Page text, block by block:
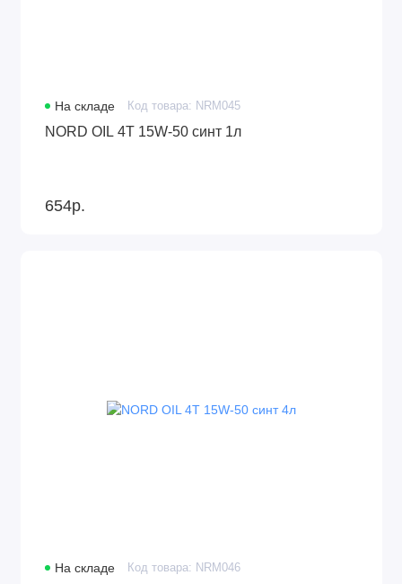
На складе Код товара: NRM045
NORD OIL 4Т 15W-50 синт 1л
654р.
На складе Код товара: NRM046